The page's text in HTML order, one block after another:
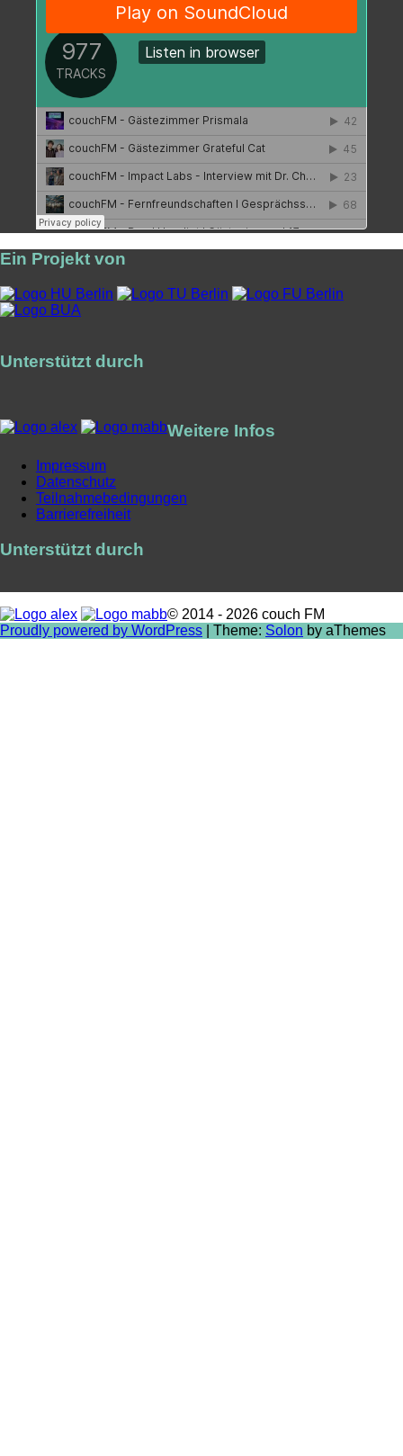
Ein Projekt von
Unterstützt durch
Weitere Infos
Impressum
Datenschutz
Teilnahmebedingungen
Barrierefreiheit
Unterstützt durch
© 2014 - 2026 couch FM
Proudly powered by WordPress
Theme: Solon by aThemes